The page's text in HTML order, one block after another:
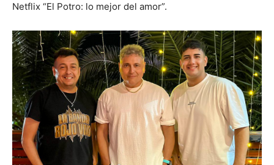
Netflix “El Potro: lo mejor del amor”.